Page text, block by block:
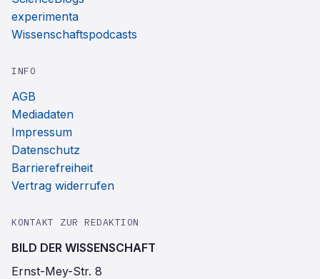
experimenta
Wissenschaftspodcasts
INFO
AGB
Mediadaten
Impressum
Datenschutz
Barrierefreiheit
Vertrag widerrufen
KONTAKT ZUR REDAKTION
BILD DER WISSENSCHAFT
Ernst-Mey-Str. 8